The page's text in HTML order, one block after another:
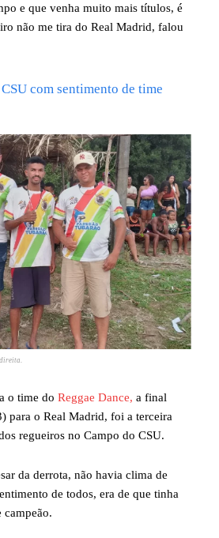
e que venha muito mais títulos, é
não me tira do Real Madrid, falou
com sentimento de time
o time do Reggae Dance, a final
para o Real Madrid, foi a terceira
regueiros no Campo do CSU.
da derrota, não havia clima de
de todos, era de que tinha
campeão.